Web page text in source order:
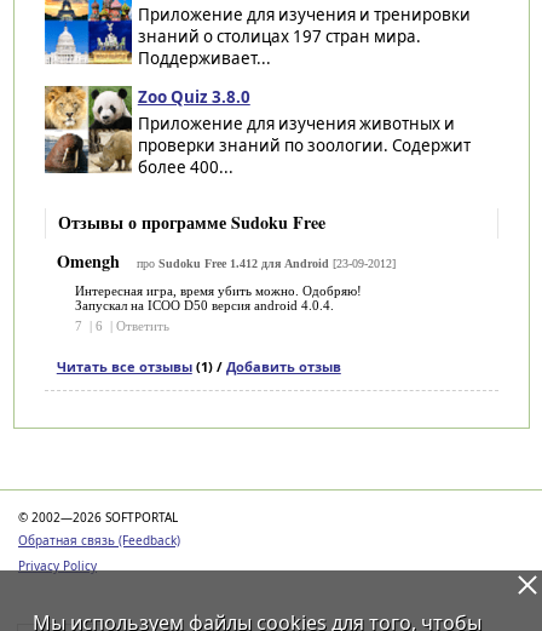
Приложение для изучения и тренировки
знаний о столицах 197 стран мира.
Поддерживает...
Zoo Quiz 3.8.0
Приложение для изучения животных и
проверки знаний по зоологии. Содержит
более 400...
Отзывы о программе Sudoku Free
Omengh
про Sudoku Free 1.412 для Android [23-09-2012]
Интересная игра, время убить можно. Одобряю!
Запускал на ICOO D50 версия android 4.0.4.
7
6 Ответить
Читать все отзывы(1) / Добавить отзыв
© 2002—2026 SOFTPORTAL
Обратная связь (Feedback)
Privacy Policy
Мы используем файлы cookiesдля того, чтобы